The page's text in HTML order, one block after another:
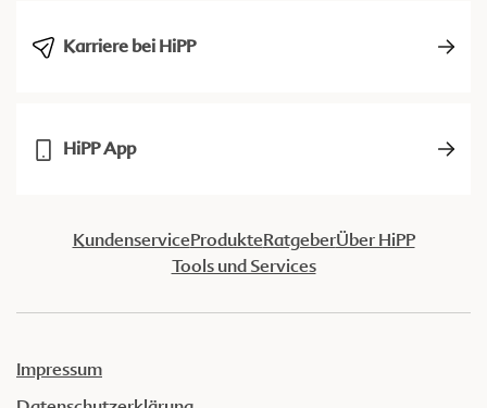
Karriere bei HiPP
HiPP App
KundenserviceProdukteRatgeberÜber HiPP
Tools und Services
Impressum